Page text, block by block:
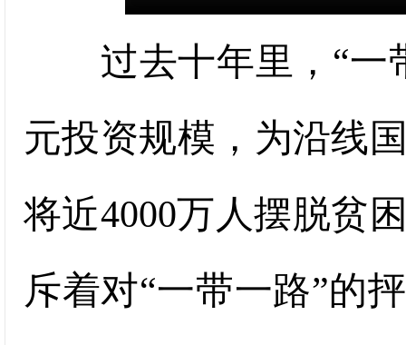
过去十年里，“一
元投资规模，为沿线
将近4000万人摆脱贫
斥着对“一带一路”的